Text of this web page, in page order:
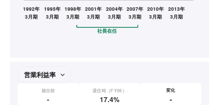
就任前
-
退任時（FY06）
17.4%
変化
-